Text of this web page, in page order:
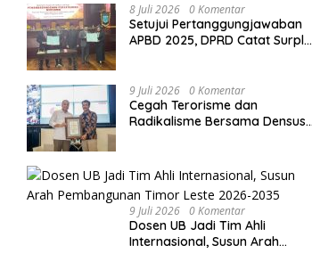
8 Juli 2026 0 Komentar
Setujui Pertanggungjawaban
APBD 2025, DPRD Catat Surplus
9 Juli 2026 0 Komentar
Cegah Terorisme dan
Radikalisme Bersama Densus
9 Juli 2026 0 Komentar
Dosen UB Jadi Tim Ahli
Internasional, Susun Arah